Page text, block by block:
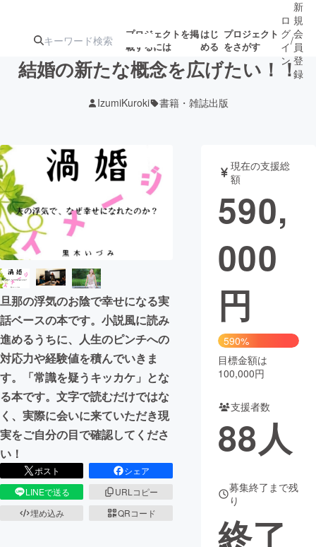
プロジェクトを掲
載するには
はじ
める
プロジェクト
をさがす
テクノロジー・ガジェット ゲーム・サ
映像・映画 書籍・雑誌
ビジネス・起業
まちづくり・地域活性化
CAMPFIRE for Social Good
CAMPFIREふるさと納税machi-ya コミュニティ
ロ
グ
イ
ン
/
新
規
会
員
登
録
結婚の新たな概念を広げたい！！
IzumiKuroki 書籍・雑誌出版
旦那の浮気のお陰で幸せになる実
話ベースの本です。小説風に読み
進めるうちに、人生のピンチへの
対応力や経験値を積んでいきま
す。「常識を疑うキッカケ」とな
る本です。文字で読むだけではな
く、実際に会いに来ていただき現
実をご自分の目で確認してくださ
い！
ポスト
シェア
LINEで送る
URLコピー
埋め込み
QRコード
現在の支援総
額
590,
000
円
590%
目標金額は
100,000円
支援者数
88人
募集終了まで残
り
終了